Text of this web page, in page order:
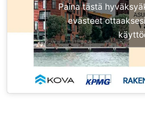
Paina tästä
evästeet